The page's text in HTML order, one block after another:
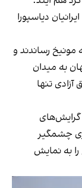
دیاسپورا
به مونیخ رساندند و
به میدان
تنها
گرایش‌های
چشمگیر
به نمایش